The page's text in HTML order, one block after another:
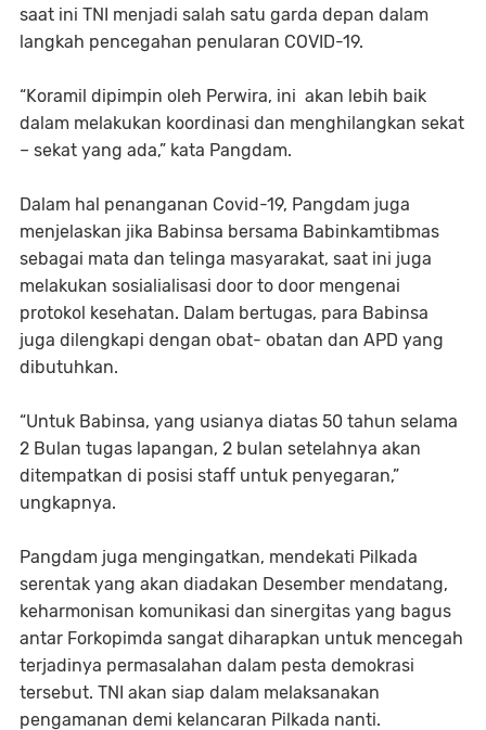
saat ini TNI menjadi salah satu garda depan dalam
langkah pencegahan penularan COVID-19.
“Koramil dipimpin oleh Perwira, ini akan lebih baik
dalam melakukan koordinasi dan menghilangkan sekat
– sekat yang ada,” kata Pangdam.
Dalam hal penanganan Covid-19, Pangdam juga
menjelaskan jika Babinsa bersama Babinkamtibmas
sebagai mata dan telinga masyarakat, saat ini juga
melakukan sosialialisasi door to door mengenai
protokol kesehatan. Dalam bertugas, para Babinsa
juga dilengkapi dengan obat- obatan dan APD yang
dibutuhkan.
“Untuk Babinsa, yang usianya diatas 50 tahun selama
2 Bulan tugas lapangan, 2 bulan setelahnya akan
ditempatkan di posisi staff untuk penyegaran,”
ungkapnya.
Pangdam juga mengingatkan, mendekati Pilkada
serentak yang akan diadakan Desember mendatang,
keharmonisan komunikasi dan sinergitas yang bagus
antar Forkopimda sangat diharapkan untuk mencegah
terjadinya permasalahan dalam pesta demokrasi
tersebut. TNI akan siap dalam melaksanakan
pengamanan demi kelancaran Pilkada nanti.